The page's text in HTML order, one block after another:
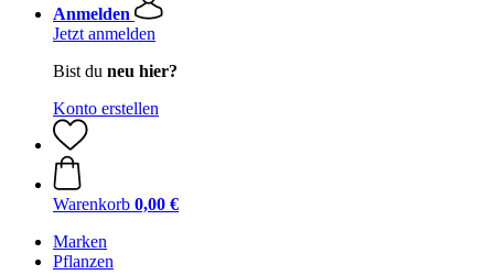
Anmelden
Jetzt anmelden
Bist du neu hier?
Konto erstellen
Warenkorb 0,00 €
Marken
Pflanzen